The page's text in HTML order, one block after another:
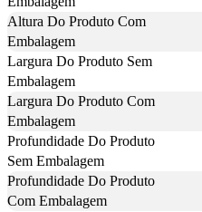
Altura Do Produto Com
Embalagem
Largura Do Produto Sem
Embalagem
Largura Do Produto Com
Embalagem
Profundidade Do Produto
Sem Embalagem
Profundidade Do Produto
Com Embalagem